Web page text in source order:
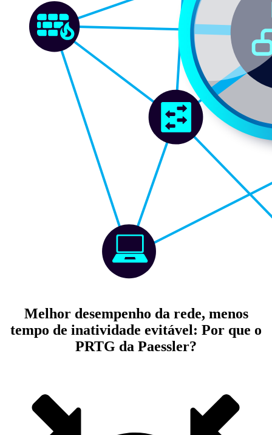
Melhor desempenho da rede, menos
tempo de inatividade evitável: Por que o
PRTG da Paessler?